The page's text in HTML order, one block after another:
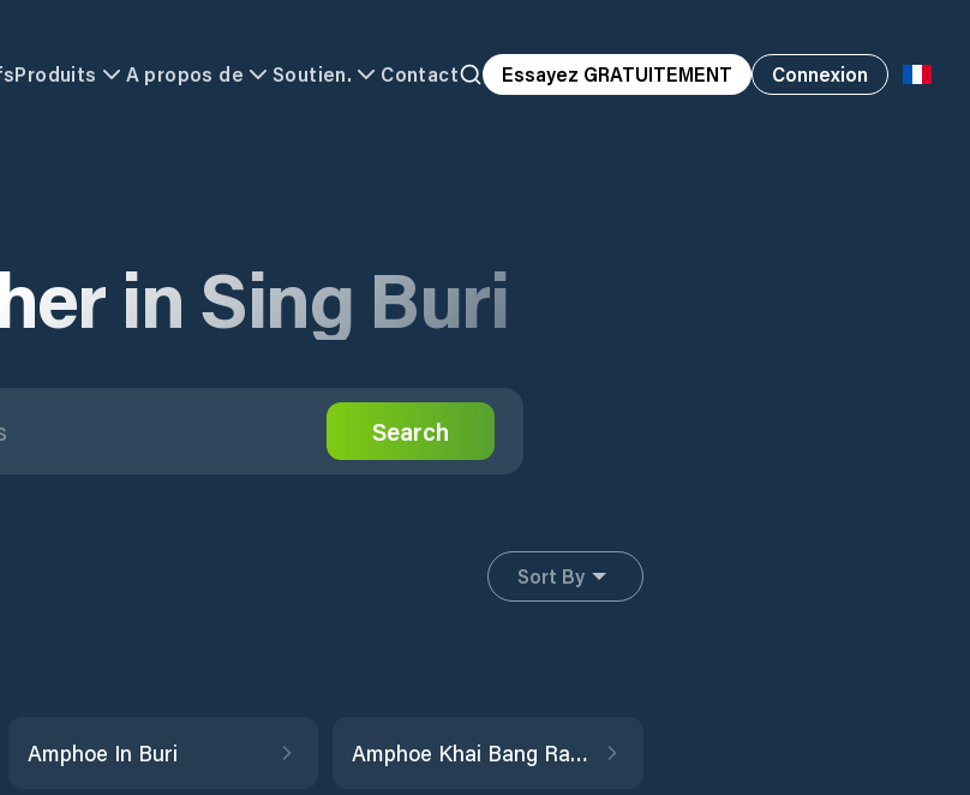
Produits A propos de Soutien. Contact Essayez GRATUITEMENT Connexion
in Sing Buri
Search
Sort By
Amphoe In Buri Amphoe Khai Bang Rachan